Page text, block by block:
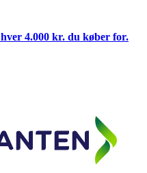
4.000 kr. du køber for.